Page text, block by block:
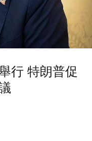
行 特朗普促